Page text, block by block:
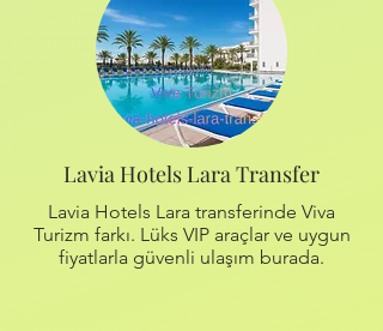
Lavia Hotels Lara Transfer
Lavia Hotels Lara transferinde Viva
Turizm farkı. Lüks VIP araçlar ve uygun
fiyatlarla güvenli ulaşım burada.